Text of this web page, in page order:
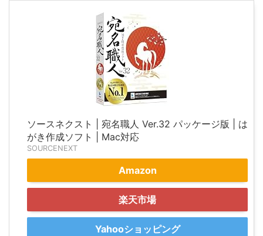
ソースネクスト | 宛名職人 Ver.32 パッケージ版 | は
がき作成ソフト | Mac対応
SOURCENEXT
Amazon
楽天市場
Yahooショッピング